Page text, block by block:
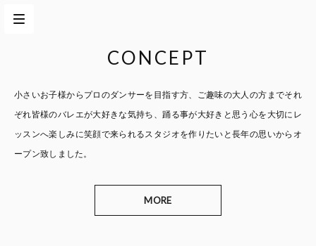
CONCEPT
小さいお子様からプロのダンサーを目指す方、 ご趣味の大人の方までそれ
ぞれ皆様のバレエが大好きな気持ち、踊る事が大好きと思う心を大切に レ
ッスンへ楽しみに笑顔で来られるスタジオを作りたいと長年の思いからオ
ープン致しました。
MORE